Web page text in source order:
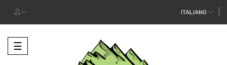
ITALIANO
Toggle
navigation
☰